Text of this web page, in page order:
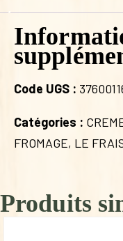
Code UGS :
Catégories :
FROMAGE, LE
Produits